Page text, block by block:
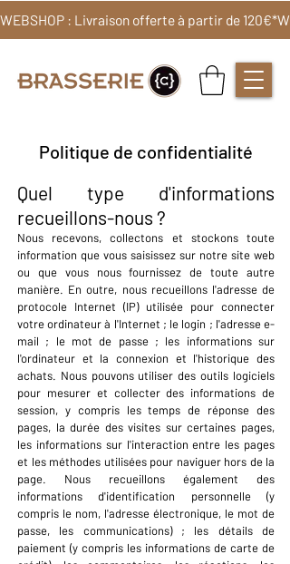
WEBSHOP : Livraison offerte à partir de 120€*
Politique de confidentialité
Quel type d'informations
recueillons-nous ?
Nous recevons, collectons et stockons toute
information que vous saisissez sur notre site web
ou que vous nous fournissez de toute autre
manière. En outre, nous recueillons l'adresse de
protocole Internet (IP) utilisée pour connecter
votre ordinateur à l'Internet ; le login ; l'adresse e-
mail ; le mot de passe ; les informations sur
l'ordinateur et la connexion et l'historique des
achats. Nous pouvons utiliser des outils logiciels
pour mesurer et collecter des informations de
session, y compris les temps de réponse des
pages, la durée des visites sur certaines pages,
les informations sur l'interaction entre les pages
et les méthodes utilisées pour naviguer hors de la
page. Nous recueillons également des
informations d'identification personnelle (y
compris le nom, l'adresse électronique, le mot de
passe, les communications) ; les détails de
paiement (y compris les informations de carte de